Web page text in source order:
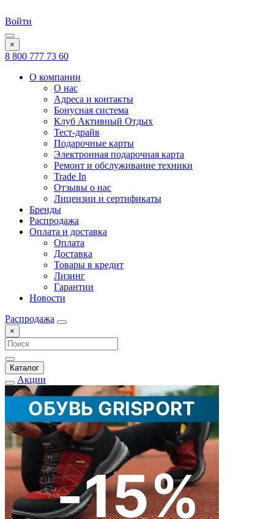
Войти
×
8 800 777 73 60
О компании
О нас
Адреса и контакты
Бонусная система
Клуб Активный Отдых
Тест-драйв
Подарочные карты
Электронная подарочная карта
Ремонт и обслуживание техники
Trade In
Отзывы о нас
Лицензии и сертификаты
Бренды
Распродажа
Оплата и доставка
Оплата
Доставка
Товары в кредит
Лизинг
Гарантии
Новости
Распродажа
×
Каталог
Акции